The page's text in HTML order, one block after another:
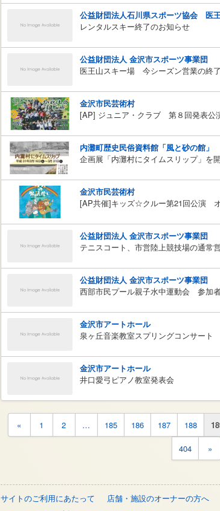
公益財団法人石川県スポーツ協会 医
レンタルスキー終了のお知らせ
公益財団法人 金沢市スポーツ事業団
医王山スキー場 今シーズン営業の終
金沢市民芸術村
[AP] ジュニア・クラブ 第８回発表公
内灘町歴史民俗資料館「風と砂の館」
企画展「内灘村にタイムスリップ」を
金沢市民芸術村
[AP共催]キッズ☆クルー第21回公演
公益財団法人 金沢市スポーツ事業団
テニスコート、市営陸上競技場の通常
公益財団法人 金沢市スポーツ事業団
西部市民プール親子水中運動会 参加
金沢市アートホール
泉ヶ丘音楽教室スプリングコンサート
金沢市アートホール
井口愛弓ピアノ教室発表会
« 1 2 … 185 186 187 188
404 »
サイトのご利用にあたって
店舗・施設のオーナーの方へ